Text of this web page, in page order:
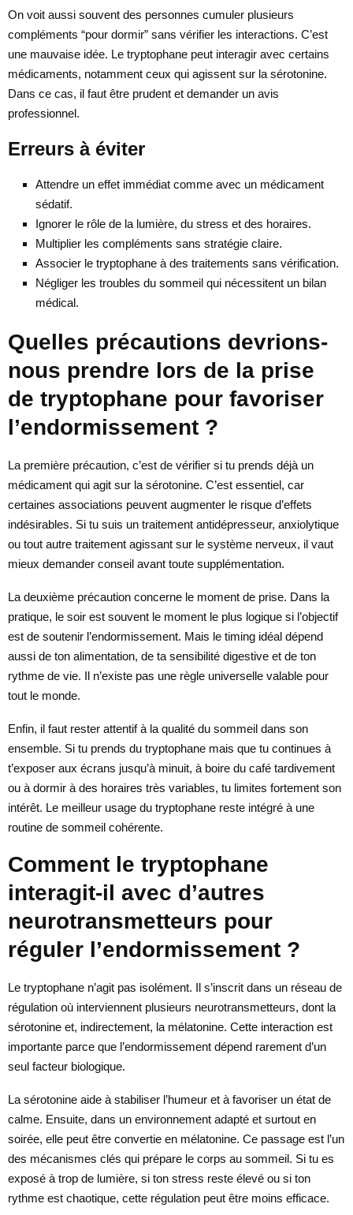
On voit aussi souvent des personnes cumuler plusieurs
compléments “pour dormir” sans vérifier les interactions. C’est
une mauvaise idée. Le tryptophane peut interagir avec certains
médicaments, notamment ceux qui agissent sur la sérotonine.
Dans ce cas, il faut être prudent et demander un avis
professionnel.
Erreurs à éviter
Attendre un effet immédiat comme avec un médicament
sédatif.
Ignorer le rôle de la lumière, du stress et des horaires.
Multiplier les compléments sans stratégie claire.
Associer le tryptophane à des traitements sans vérification.
Négliger les troubles du sommeil qui nécessitent un bilan
médical.
Quelles précautions devrions-
nous prendre lors de la prise
de tryptophane pour favoriser
l’endormissement ?
La première précaution, c’est de vérifier si tu prends déjà un
médicament qui agit sur la sérotonine. C’est essentiel, car
certaines associations peuvent augmenter le risque d’effets
indésirables. Si tu suis un traitement antidépresseur, anxiolytique
ou tout autre traitement agissant sur le système nerveux, il vaut
mieux demander conseil avant toute supplémentation.
La deuxième précaution concerne le moment de prise. Dans la
pratique, le soir est souvent le moment le plus logique si l’objectif
est de soutenir l’endormissement. Mais le timing idéal dépend
aussi de ton alimentation, de ta sensibilité digestive et de ton
rythme de vie. Il n’existe pas une règle universelle valable pour
tout le monde.
Enfin, il faut rester attentif à la qualité du sommeil dans son
ensemble. Si tu prends du tryptophane mais que tu continues à
t’exposer aux écrans jusqu’à minuit, à boire du café tardivement
ou à dormir à des horaires très variables, tu limites fortement son
intérêt. Le meilleur usage du tryptophane reste intégré à une
routine de sommeil cohérente.
Comment le tryptophane
interagit-il avec d’autres
neurotransmetteurs pour
réguler l’endormissement ?
Le tryptophane n’agit pas isolément. Il s’inscrit dans un réseau de
régulation où interviennent plusieurs neurotransmetteurs, dont la
sérotonine et, indirectement, la mélatonine. Cette interaction est
importante parce que l’endormissement dépend rarement d’un
seul facteur biologique.
La sérotonine aide à stabiliser l’humeur et à favoriser un état de
calme. Ensuite, dans un environnement adapté et surtout en
soirée, elle peut être convertie en mélatonine. Ce passage est l’un
des mécanismes clés qui prépare le corps au sommeil. Si tu es
exposé à trop de lumière, si ton stress reste élevé ou si ton
rythme est chaotique, cette régulation peut être moins efficace.